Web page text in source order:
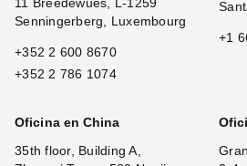
Senningerberg, Luxembourg
+352 2 600 8670
+352 2 786 1074
+1
Oficina en China
35th floor, Building A,